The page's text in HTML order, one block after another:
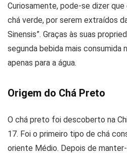
Curiosamente, pode-se dizer
chá verde, por serem extraídos
Sinensis”. Graças às suas
segunda bebida mais consumida
apenas para a água.
Origem do Chá Preto
O chá preto foi descoberto na
17. Foi o primeiro tipo de chá
oriente Médio. Depois de